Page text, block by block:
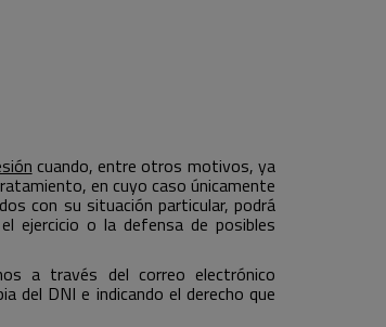
cuando, entre otros motivos, ya
en cuyo caso únicamente
con su situación particular, podrá
ejercicio o la defensa de posibles
a través del correo electrónico
del DNI e indicando el derecho que